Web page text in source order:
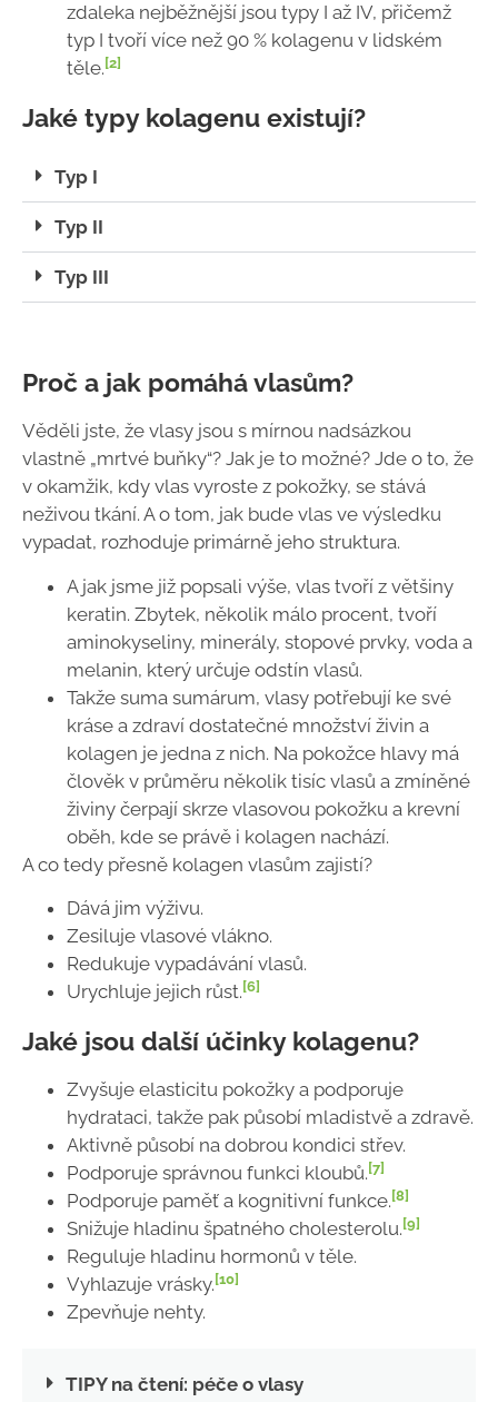
zdaleka nejběžnější jsou typy I až IV, přičemž
typ I tvoří více než 90 % kolagenu v lidském
těle. [2]
Jaké typy kolagenu existují?
Typ I
Typ II
Typ III
Proč a jak pomáhá vlasům?
Věděli jste, že vlasy jsou s mírnou nadsázkou
vlastně „mrtvé buňky“? Jak je to možné? Jde o to, že
v okamžik, kdy vlas vyroste z pokožky, se stává
neživou tkání. A o tom, jak bude vlas ve výsledku
vypadat, rozhoduje primárně jeho struktura.
A jak jsme již popsali výše, vlas tvoří z většiny
keratin. Zbytek, několik málo procent, tvoří
aminokyseliny, minerály, stopové prvky, voda a
melanin, který určuje odstín vlasů.
Takže suma sumárum, vlasy potřebují ke své
kráse a zdraví dostatečné množství živin a
kolagen je jedna z nich. Na pokožce hlavy má
člověk v průměru několik tisíc vlasů a zmíněné
živiny čerpají skrze vlasovou pokožku a krevní
oběh, kde se právě i kolagen nachází.
A co tedy přesně kolagen vlasům zajistí?
Dává jim výživu.
Zesiluje vlasové vlákno.
Redukuje vypadávání vlasů.
Urychluje jejich růst.[6]
Jaké jsou další účinky kolagenu?
Zvyšuje elasticitu pokožky a podporuje
hydrataci, takže pak působí mladistvě a zdravě.
Aktivně působí na dobrou kondici střev.
Podporuje správnou funkci kloubů.[7]
Podporuje paměť a kognitivní funkce.[8]
Snižuje hladinu špatného cholesterolu.[9]
Reguluje hladinu hormonů v těle.
Vyhlazuje vrásky.[10]
Zpevňuje nehty.
TIPY na čtení: péče o vlasy